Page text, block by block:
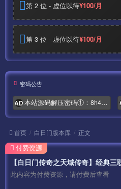
第 2 位 - 虚位以待¥100/月
第 3 位 - 虚位以待¥100/月
密码公告
AD 本站源码解压密码①：8h4.com
首页 白日门版本库 正文
此内容为付费资源，请付费后查看
付费资源